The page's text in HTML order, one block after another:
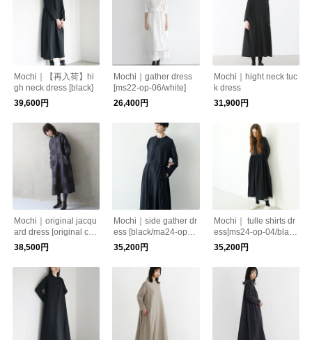
Mochi｜【再入荷】hi
gh neck dress [black]
39,600円
Mochi｜gather dress
[ms22-op-06/white]
26,400円
Mochi｜hight neck tuc
k dress
31,900円
Mochi｜original jacqu
ard dress [original che
ck/・1]
38,500円
Mochi｜side gather dr
ess [black/ma24-op-0
2]
35,200円
Mochi｜ tulle shirts dr
ess[ms24-op-04/blac
k] チュールシャツドレ
35,200円